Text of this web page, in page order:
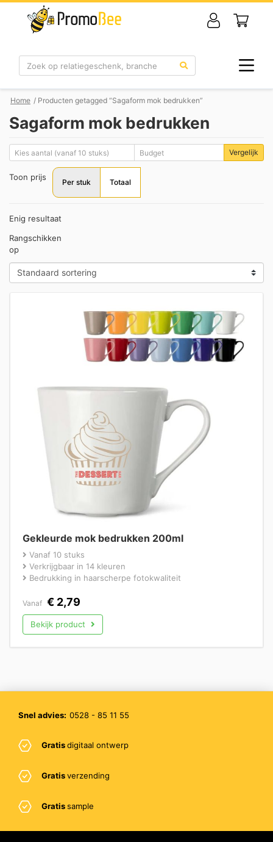
Zoek
Home / Producten getagged “Sagaform mok bedrukken”
Sagaform mok bedrukken
Vergelijk
Toon prijs
Per stuk Totaal
Enig resultaat
Rangschikken
op
Gekleurde mok bedrukken 200ml
Vanaf 10 stuks
Verkrijgbaar in 14 kleuren
Bedrukking in haarscherpe fotokwaliteit
Vanaf € 2,79
Bekijk product
Snel advies: 0528 - 85 11 55
Gratisdigitaal ontwerp
Gratisverzending
Gratissample